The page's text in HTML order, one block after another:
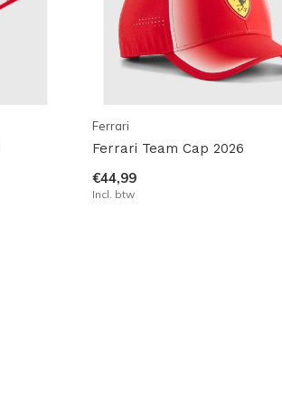
Ferrari
Ferrari Team Cap 2026
€44,99
Incl. btw